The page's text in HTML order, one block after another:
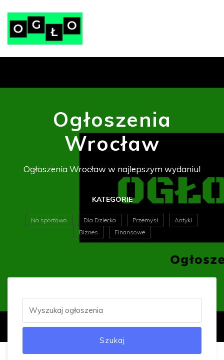
Ogłoszenia
Wrocław
Ogłoszenia Wrocław w najlepszym wydaniu!
KATEGORIE
Na sportowo Dla Dziecka Przemysł
Antyki
Biznes
Finansowe
Szukaj